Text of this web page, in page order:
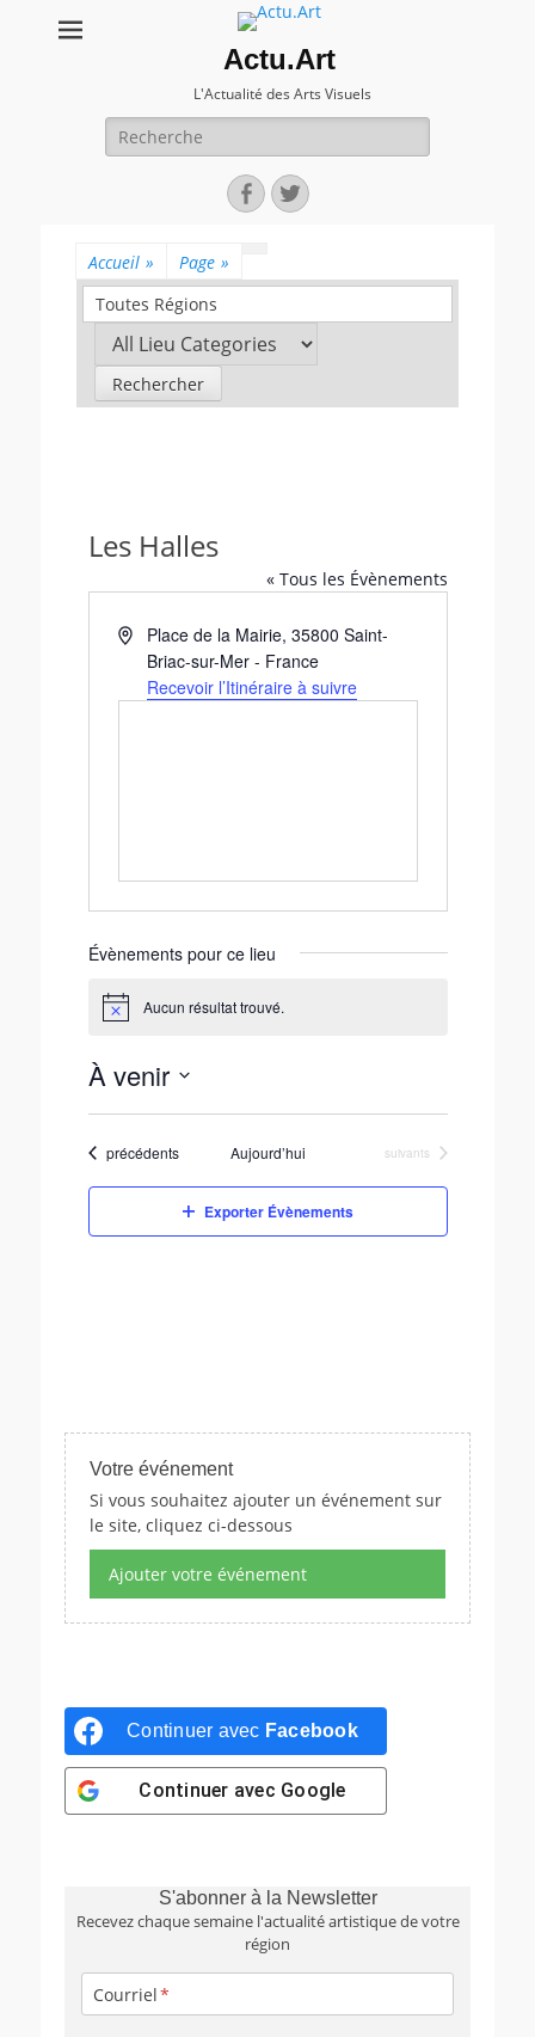
Actu.Art
L'Actualité des Arts Visuels
Recherche
pour:
Facebook
Twitter
Accueil » Page »
Toutes Régions
Les Halles
« Tous les Évènements
A
Place de la Mairie,35800 Saint-
Briac-sur-Mer - France
Recevoir l’Itinéraire à suivre
Évènements pour ce lieu
N
i
c
e
Aucun résultat trouvé.
À venir
l
e
t
n
e
d
a
t
e
Évènements
précédents Aujourd’hui Évènements
suivants
Exporter Évènements
Votre événement
Si vous souhaitez ajouter un événement sur
le site, cliquez ci-dessous
Ajouter votre événement
Continuer avec Facebook
Continuer avec Google
S'abonner à la Newsletter
Recevez chaque semaine l'actualité artistique de votre
région
Courriel